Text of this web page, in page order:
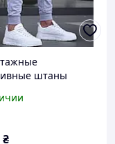
штаны
для
₴